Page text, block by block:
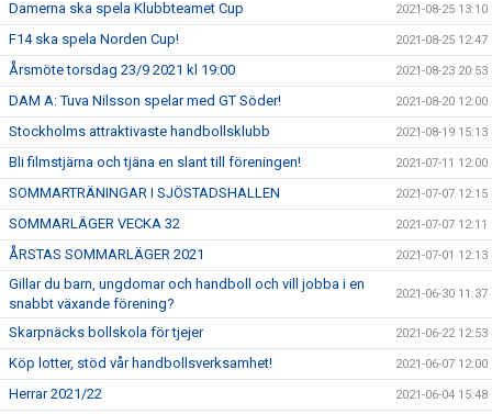
Damerna ska spela Klubbteamet Cup 2021-08-25 13:10
F14 ska spela Norden Cup! 2021-08-25 12:47
Årsmöte torsdag 23/9 2021 kl 19:00 2021-08-23 20:53
DAM A: Tuva Nilsson spelar med GT Söder! 2021-08-20 12:00
Stockholms attraktivaste handbollsklubb 2021-08-19 15:13
Bli filmstjärna och tjäna en slant till föreningen! 2021-07-11 12:00
SOMMARTRÄNINGAR I SJÖSTADSHALLEN 2021-07-07 12:15
SOMMARLÄGER VECKA 32 2021-07-07 12:11
ÅRSTAS SOMMARLÄGER 2021 2021-07-01 12:13
Gillar du barn, ungdomar och handboll och vill jobba i en
snabbt växande förening?
2021-06-30 11:37
Skarpnäcks bollskola för tjejer 2021-06-22 12:53
Köp lotter, stöd vår handbollsverksamhet! 2021-06-07 12:00
Herrar 2021/22 2021-06-04 15:48